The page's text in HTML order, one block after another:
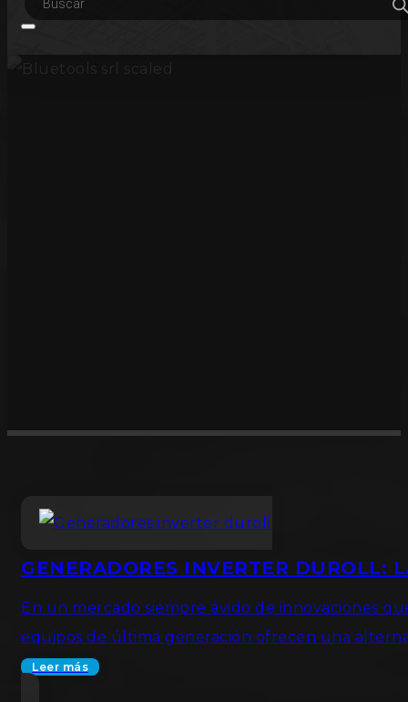
productos
GENERADORES INVERTER DUROLL:
En un mercado siempre ávido de innovaciones
equipos de última generación ofrecen una
Leer más